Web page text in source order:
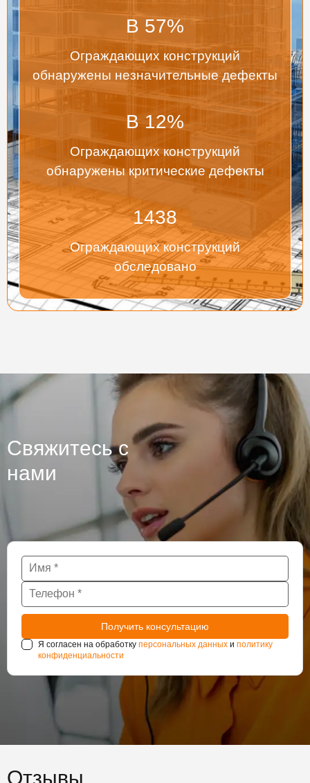
В 57%
Ограждающих конструкций
обнаружены незначительные дефекты
В12%
Ограждающих конструкций
обнаружены критические дефекты
1438
Ограждающих конструкций
обследовано
Свяжитесь с
нами
Я согласен на обработку персональных данных и политику
конфиденциальности
Отзывы